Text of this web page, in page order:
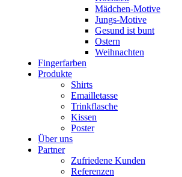
Mädchen-Motive
Jungs-Motive
Gesund ist bunt
Ostern
Weihnachten
Fingerfarben
Produkte
Shirts
Emailletasse
Trinkflasche
Kissen
Poster
Über uns
Partner
Zufriedene Kunden
Referenzen